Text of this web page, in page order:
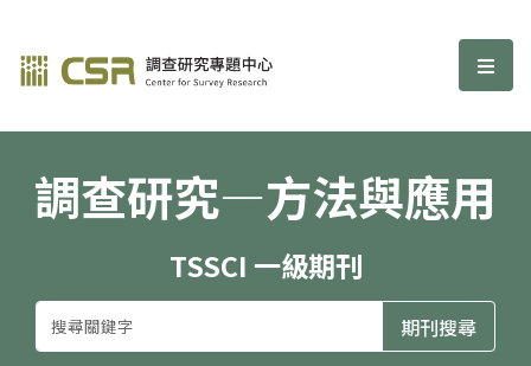
調查研究—方法與應用期刊 選
調查研究—方法與應用
TSSCI 一級期刊